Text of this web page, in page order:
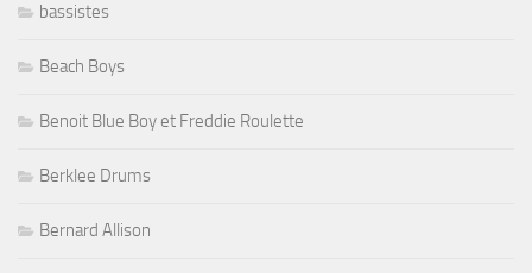
bassistes
Beach Boys
Benoit Blue Boy et Freddie Roulette
Berklee Drums
Bernard Allison